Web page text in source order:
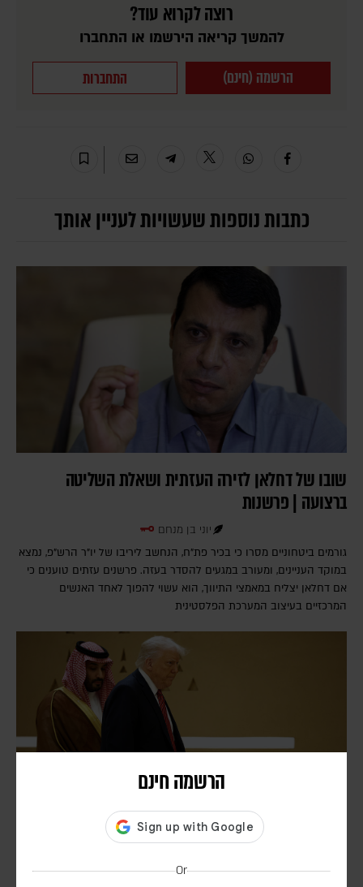
הרשמה חינם
Or
רוצה לקרוא עוד?
להמשך קריאה הירשמו או התחברו
הרשמה (חינם) התחברות
כתבות נוספות שעשויות לעניין אותך
שובו של דחלאן לזירה העזתית ושאלת השליטה
ברצועה | פרשנות
יוני בן מנחם
גורמים ביטחוניים מסרו כי בכיר פת"ח, הנחשב ליריבו של יו"ר הרש"פ, נמצא
במוקד העניינים, ומעורב במגעים להסדר בעזה. פרשנים עזתים טוענים כי
אם דחלאן יצליח במאמצי התיווך, הוא עשוי להפוך לאחד האנשים
המרכזיים בעיצוב המערכת הפלסטינית
המאמץ הסעודי למנוע מארה"ב להרחיב את המערכה |
פרשנות